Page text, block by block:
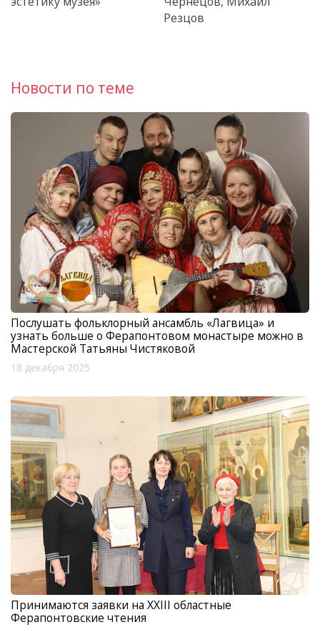
Резцов
Новости по теме
Послушать фольклорный ансамбль «Лагвица» и
узнать больше о Ферапонтовом монастыре можно в
Мастерской Татьяны Чистяковой
18 декабря 2025
Принимаются заявки на XXIII областные
Ферапонтовские чтения